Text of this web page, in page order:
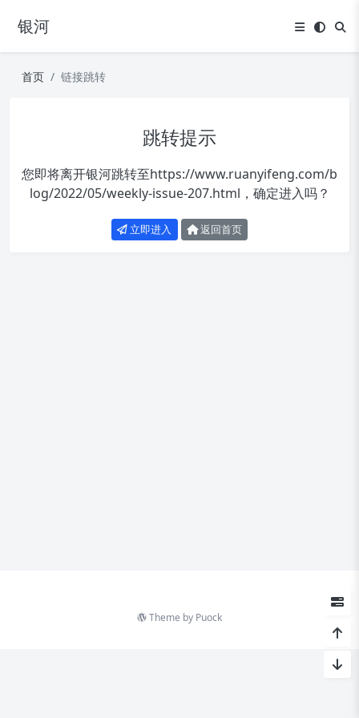
银河
首页 链接跳转
跳转提示
您即将离开银河跳转至https://www.ruanyifeng.com/b
log/2022/05/weekly-issue-207.html ，确定进入吗？
立即进入 返回首页
Theme by Puock